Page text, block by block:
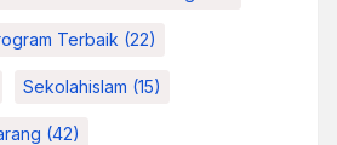
Terbaik (22)
Sekolahislam (15)
(42)